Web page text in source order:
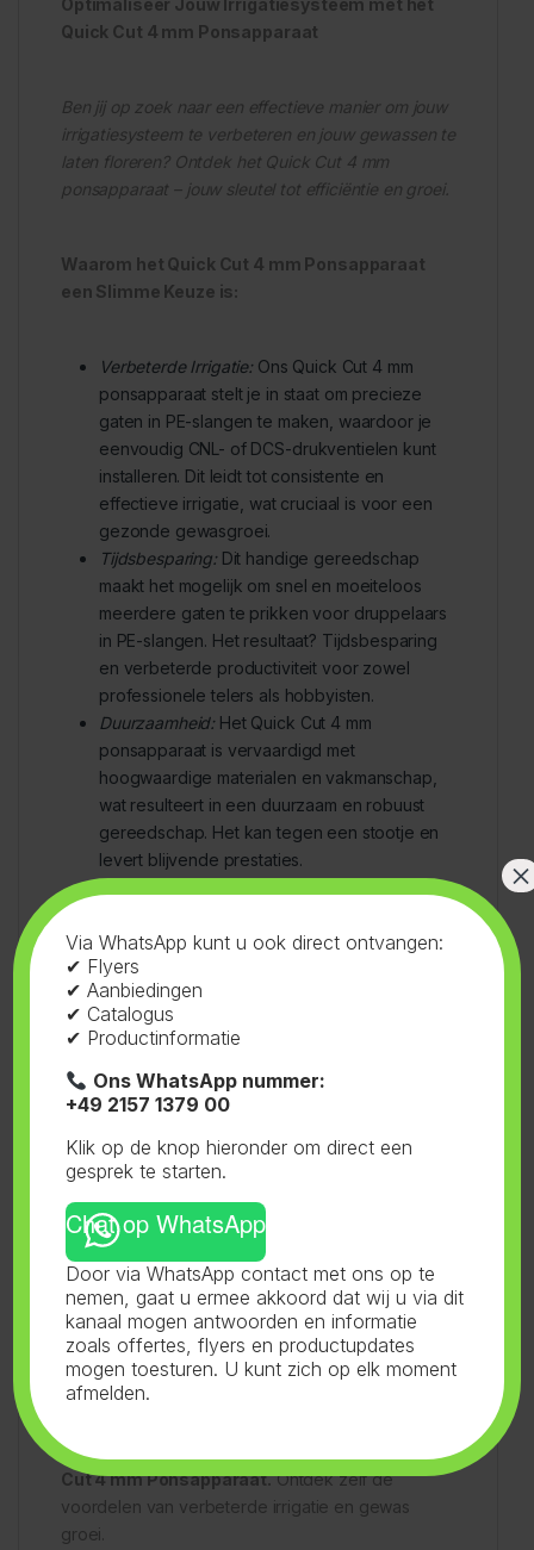
Quick Cut 4 mm Ponsapparaat
Ben jij op zoek naar een effectieve manier om jouw
irrigatiesysteem te verbeteren en jouw gewassen te
laten floreren? Ontdek het Quick Cut 4 mm
ponsapparaat – jouw sleutel tot efficiëntie en groei.
Waarom het Quick Cut 4 mm Ponsapparaat
een Slimme Keuze is:
Verbeterde Irrigatie:Ons Quick Cut 4 mm
ponsapparaat stelt je in staat om precieze
gaten in PE-slangen te maken, waardoor je
eenvoudig CNL- of DCS-drukventielen kunt
installeren. Dit leidt tot consistente en
effectieve irrigatie, wat cruciaal is voor een
gezonde gewasgroei.
Tijdsbesparing:Dit handige gereedschap
maakt het mogelijk om snel en moeiteloos
meerdere gaten te prikken voor druppelaars
in PE-slangen. Het resultaat? Tijdsbesparing
en verbeterde productiviteit voor zowel
professionele telers als hobbyisten.
Duurzaamheid:Het Quick Cut 4 mm
ponsapparaat is vervaardigd met
hoogwaardige materialen en vakmanschap,
wat resulteert in een duurzaam en robuust
gereedschap. Het kan tegen een stootje en
levert blijvende prestaties.
in 3 mm (blauw). Je hebt dus opties om aan
jouw specifieke behoeften te voldoen.
Optimaliseer Jouw Irrigatiesysteem met het
Quick Cut 4 mm Ponsapparaat
Een effectief irrigatiesysteem is van essentieel
belang voor gezonde gewassen en een maximale
opbrengst. Het Quick Cut 4 mm ponsapparaat
maakt deze optimalisatie eenvoudig en efficiënt.
Specificaties van het Ponsapparaat:
Diameter: 4 mm
Materiaal: Hoogwaardig staal
Beschikbare Opties:
Aarzel niet en bestel vandaag nog het Quick
Cut 4 mm Ponsapparaat.Ontdek zelf de
voordelen van verbeterde irrigatie en gewas
groei.
Via WhatsApp kunt u ook direct ontvangen:
✔ Flyers
✔ Aanbiedingen
✔ Catalogus
✔ Productinformatie
Ons WhatsApp nummer:
+49 2157 1379 00
Klik op de knop hieronder om direct een
gesprek te starten.
Chat op WhatsApp
Door via WhatsApp contact met ons op te
nemen, gaat u ermee akkoord dat wij u via dit
kanaal mogen antwoorden en informatie
zoals offertes, flyers en productupdates
mogen toesturen. U kunt zich op elk moment
afmelden.
×